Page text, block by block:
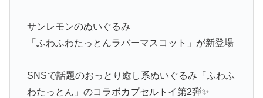
サンレモンのぬいぐるみ
「ふわふわたっとんラバーマスコット」が新登場
SNSで話題のおっとり癒し系ぬいぐるみ「ふわふ
わたっとん」のコラボカプセルトイ第2弾✨